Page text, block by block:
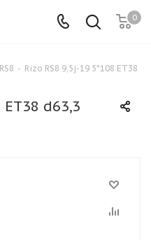
0
RS8 - Rizo RS8 9,5j-19 5*108 ET38
ET38 d63,3